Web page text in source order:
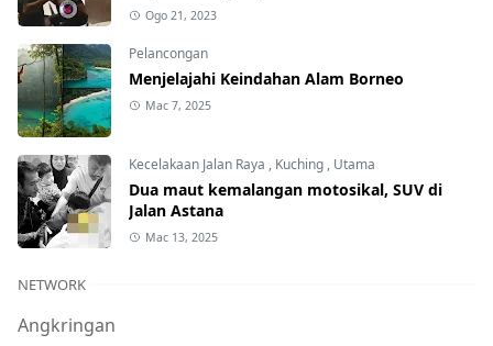
Ogo 21, 2023
Pelancongan
Menjelajahi Keindahan Alam Borneo
Mac 7, 2025
Kecelakaan Jalan Raya , Kuching , Utama
Dua maut kemalangan motosikal, SUV di
Jalan Astana
Mac 13, 2025
NETWORK
Angkringan